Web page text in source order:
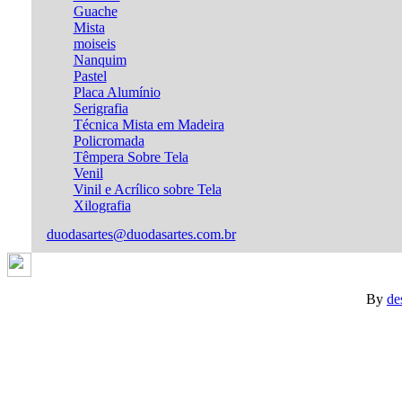
Guache
Mista
moiseis
Nanquim
Pastel
Placa Alumínio
Serigrafia
Técnica Mista em Madeira
Policromada
Têmpera Sobre Tela
Venil
Vinil e Acrílico sobre Tela
Xilografia
duodasartes@duodasartes.com.br
By